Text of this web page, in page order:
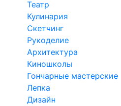
Театр
Кулинария
Скетчинг
Рукоделие
Архитектура
Киношколы
Гончарные мастерские
Лепка
Дизайн